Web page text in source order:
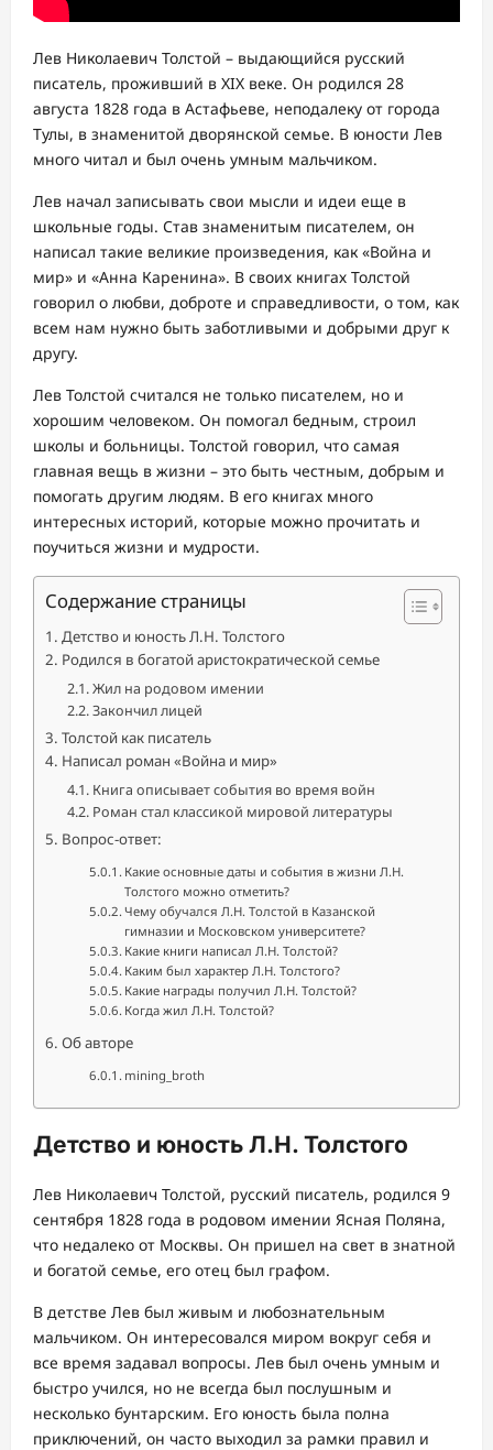
Лев Николаевич Толстой – выдающийся русский
писатель, проживший в XIX веке. Он родился 28
августа 1828 года в Астафьеве, неподалеку от города
Тулы, в знаменитой дворянской семье. В юности Лев
много читал и был очень умным мальчиком.
Лев начал записывать свои мысли и идеи еще в
школьные годы. Став знаменитым писателем, он
написал такие великие произведения, как «Война и
мир» и «Анна Каренина». В своих книгах Толстой
говорил о любви, доброте и справедливости, о том, как
всем нам нужно быть заботливыми и добрыми друг к
другу.
Лев Толстой считался не только писателем, но и
хорошим человеком. Он помогал бедным, строил
школы и больницы. Толстой говорил, что самая
главная вещь в жизни – это быть честным, добрым и
помогать другим людям. В его книгах много
интересных историй, которые можно прочитать и
поучиться жизни и мудрости.
Содержание страницы
Детство и юность Л.Н. Толстого
Родился в богатой аристократической семье
Жил на родовом имении
Закончил лицей
Толстой как писатель
Написал роман «Война и мир»
Книга описывает события во время войн
Роман стал классикой мировой литературы
Вопрос-ответ:
Какие основные даты и события в жизни Л.Н.
Толстого можно отметить?
Чему обучался Л.Н. Толстой в Казанской
гимназии и Московском университете?
Какие книги написал Л.Н. Толстой?
Каким был характер Л.Н. Толстого?
Какие награды получил Л.Н. Толстой?
Когда жил Л.Н. Толстой?
Об авторе
mining_broth
Детство и юность Л.Н. Толстого
Лев Николаевич Толстой, русский писатель, родился 9
сентября 1828 года в родовом имении Ясная Поляна,
что недалеко от Москвы. Он пришел на свет в знатной
и богатой семье, его отец был графом.
В детстве Лев был живым и любознательным
мальчиком. Он интересовался миром вокруг себя и
все время задавал вопросы. Лев был очень умным и
быстро учился, но не всегда был послушным и
несколько бунтарским. Его юность была полна
приключений, он часто выходил за рамки правил и